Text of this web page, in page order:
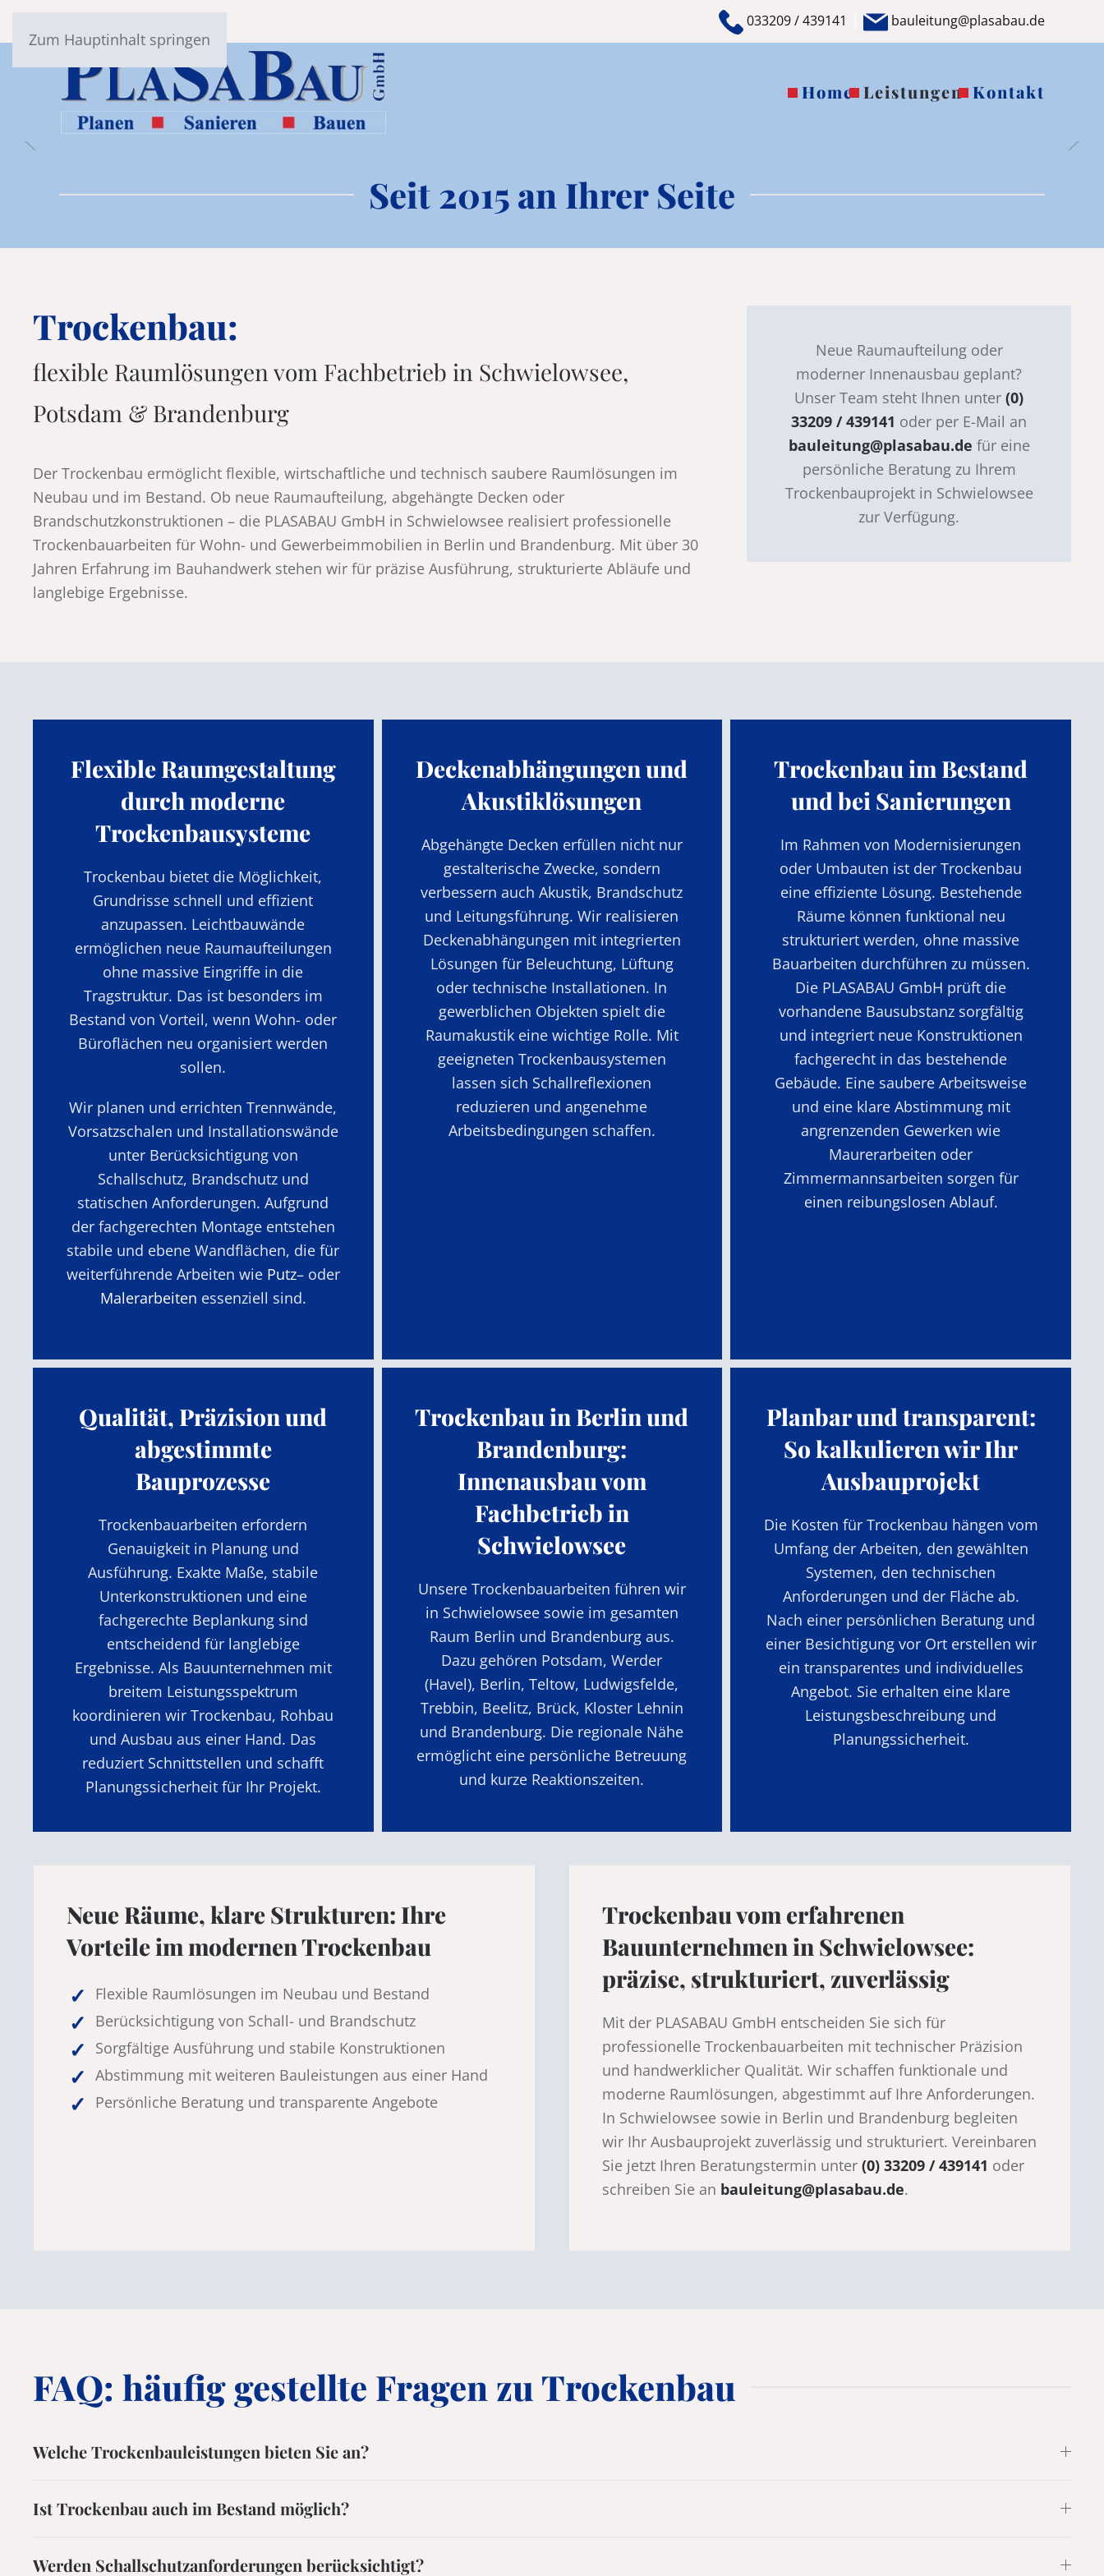
Zum Hauptinhalt springen
033209 / 439141 bauleitung@plasabau.de
Home Leistungen Kontakt
Seit 2015 an Ihrer Seite
Trockenbau:
flexible Raumlösungen vom Fachbetrieb in Schwielowsee,
Potsdam & Brandenburg
Der Trockenbau ermöglicht flexible, wirtschaftliche und technisch saubere Raumlösungen im
Neubau und im Bestand. Ob neue Raumaufteilung, abgehängte Decken oder
Brandschutzkonstruktionen – die PLASABAU GmbH in Schwielowsee realisiert professionelle
Trockenbauarbeiten für Wohn- und Gewerbeimmobilien in Berlin und Brandenburg. Mit über 30
Jahren Erfahrung im Bauhandwerk stehen wir für präzise Ausführung, strukturierte Abläufe und
langlebige Ergebnisse.
Neue Raumaufteilung oder
moderner Innenausbau geplant?
Unser Team steht Ihnen unter(0)
33209 / 439141 oder per E-Mail an
bauleitung@plasabau.de für eine
persönliche Beratung zu Ihrem
Trockenbauprojekt in Schwielowsee
zur Verfügung.
Flexible Raumgestaltung
durch moderne
Trockenbausysteme
Trockenbau bietet die Möglichkeit,
Grundrisse schnell und effizient
anzupassen. Leichtbauwände
ermöglichen neue Raumaufteilungen
ohne massive Eingriffe in die
Tragstruktur. Das ist besonders im
Bestand von Vorteil, wenn Wohn- oder
Büroflächen neu organisiert werden
sollen.
Wir planen und errichten Trennwände,
Vorsatzschalen und Installationswände
unter Berücksichtigung von
Schallschutz, Brandschutz und
statischen Anforderungen. Aufgrund
der fachgerechten Montage entstehen
stabile und ebene Wandflächen, die für
weiterführende Arbeiten wie Putz– oder
Malerarbeiten essenziell sind.
Deckenabhängungen und
Akustiklösungen
Abgehängte Decken erfüllen nicht nur
gestalterische Zwecke, sondern
verbessern auch Akustik, Brandschutz
und Leitungsführung. Wir realisieren
Deckenabhängungen mit integrierten
Lösungen für Beleuchtung, Lüftung
oder technische Installationen. In
gewerblichen Objekten spielt die
Raumakustik eine wichtige Rolle. Mit
geeigneten Trockenbausystemen
lassen sich Schallreflexionen
reduzieren und angenehme
Arbeitsbedingungen schaffen.
Trockenbau im Bestand
und bei Sanierungen
Im Rahmen von Modernisierungen
oder Umbauten ist der Trockenbau
eine effiziente Lösung. Bestehende
Räume können funktional neu
strukturiert werden, ohne massive
Bauarbeiten durchführen zu müssen.
Die PLASABAU GmbH prüft die
vorhandene Bausubstanz sorgfältig
und integriert neue Konstruktionen
fachgerecht in das bestehende
Gebäude. Eine saubere Arbeitsweise
und eine klare Abstimmung mit
angrenzenden Gewerken wie
Maurerarbeiten oder
Zimmermannsarbeiten sorgen für
einen reibungslosen Ablauf.
Qualität, Präzision und
abgestimmte
Bauprozesse
Trockenbauarbeiten erfordern
Genauigkeit in Planung und
Ausführung. Exakte Maße, stabile
Unterkonstruktionen und eine
fachgerechte Beplankung sind
entscheidend für langlebige
Ergebnisse. Als Bauunternehmen mit
breitem Leistungsspektrum
koordinieren wir Trockenbau, Rohbau
und Ausbau aus einer Hand. Das
reduziert Schnittstellen und schafft
Planungssicherheit für Ihr Projekt.
Trockenbau in Berlin und
Brandenburg:
Innenausbau vom
Fachbetrieb in
Schwielowsee
Unsere Trockenbauarbeiten führen wir
in Schwielowsee sowie im gesamten
Raum Berlin und Brandenburg aus.
Dazu gehören Potsdam, Werder
(Havel), Berlin, Teltow, Ludwigsfelde,
Trebbin, Beelitz, Brück, Kloster Lehnin
und Brandenburg. Die regionale Nähe
ermöglicht eine persönliche Betreuung
und kurze Reaktionszeiten.
Planbar und transparent:
So kalkulieren wir Ihr
Ausbauprojekt
Die Kosten für Trockenbau hängen vom
Umfang der Arbeiten, den gewählten
Systemen, den technischen
Anforderungen und der Fläche ab.
Nach einer persönlichen Beratung und
einer Besichtigung vor Ort erstellen wir
ein transparentes und individuelles
Angebot. Sie erhalten eine klare
Leistungsbeschreibung und
Planungssicherheit.
Neue Räume, klare Strukturen: Ihre
Vorteile im modernen Trockenbau
Flexible Raumlösungen im Neubau und Bestand
Berücksichtigung von Schall- und Brandschutz
Sorgfältige Ausführung und stabile Konstruktionen
Abstimmung mit weiteren Bauleistungen aus einer Hand
Persönliche Beratung und transparente Angebote
Trockenbau vom erfahrenen
Bauunternehmen in Schwielowsee:
präzise, strukturiert, zuverlässig
Mit der PLASABAU GmbH entscheiden Sie sich für
professionelle Trockenbauarbeiten mit technischer Präzision
und handwerklicher Qualität. Wir schaffen funktionale und
moderne Raumlösungen, abgestimmt auf Ihre Anforderungen.
In Schwielowsee sowie in Berlin und Brandenburg begleiten
wir Ihr Ausbauprojekt zuverlässig und strukturiert. Vereinbaren
Sie jetzt Ihren Beratungstermin unter (0) 33209 / 439141 oder
schreiben Sie an bauleitung@plasabau.de.
FAQ: häufig gestellte Fragen zu Trockenbau
Welche Trockenbauleistungen bieten Sie an?
Ist Trockenbau auch im Bestand möglich?
Werden Schallschutzanforderungen berücksichtigt?